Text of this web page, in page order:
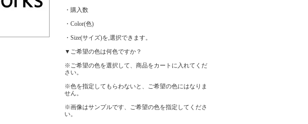
・購入数
・Color(色)
・Size(サイズ)を,選択できます。
▼ご希望の色は何色ですか？
※ご希望の色を選択して、商品をカートに入れてくだ
さい。
※色を指定してもらわないと、ご希望の色にはなりま
せん。
※画像はサンプルです、ご希望の色を指定してくださ
い。